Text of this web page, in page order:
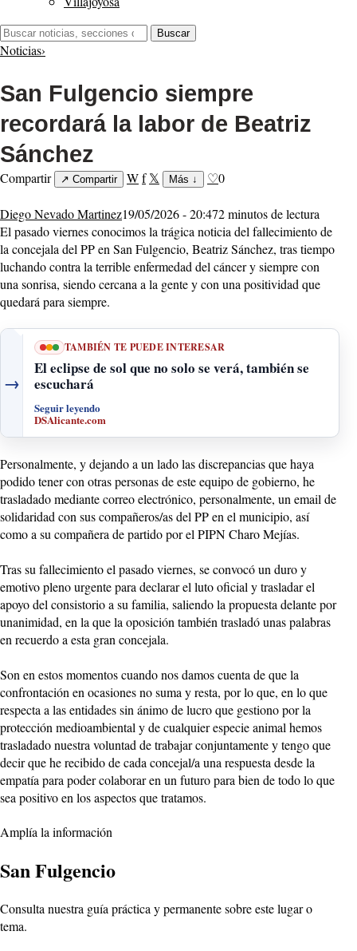
Buscar:
Buscar
Noticias›
San Fulgencio siempre
recordará la labor de Beatriz
Sánchez
Compartir ↗ Compartir Wf 𝕏 Más ↓ ♡0
Diego Nevado Martinez19/05/2026 - 20:472 minutos de lectura
El pasado viernes conocimos la trágica noticia del fallecimiento de
la concejala del PP en San Fulgencio, Beatriz Sánchez, tras tiempo
luchando contra la terrible enfermedad del cáncer y siempre con
una sonrisa, siendo cercana a la gente y con una positividad que
quedará para siempre.
→
TAMBIÉN TE PUEDE INTERESAR
El eclipse de sol que no solo se verá, también se
escuchará
Seguir leyendo
DSAlicante.com
Personalmente, y dejando a un lado las discrepancias que haya
podido tener con otras personas de este equipo de gobierno, he
trasladado mediante correo electrónico, personalmente, un email de
solidaridad con sus compañeros/as del PP en el municipio, así
como a su compañera de partido por el PIPN Charo Mejías.
Tras su fallecimiento el pasado viernes, se convocó un duro y
emotivo pleno urgente para declarar el luto oficial y trasladar el
apoyo del consistorio a su familia, saliendo la propuesta delante por
unanimidad, en la que la oposición también trasladó unas palabras
en recuerdo a esta gran concejala.
Son en estos momentos cuando nos damos cuenta de que la
confrontación en ocasiones no suma y resta, por lo que, en lo que
respecta a las entidades sin ánimo de lucro que gestiono por la
protección medioambiental y de cualquier especie animal hemos
trasladado nuestra voluntad de trabajar conjuntamente y tengo que
decir que he recibido de cada concejal/a una respuesta desde la
empatía para poder colaborar en un futuro para bien de todo lo que
sea positivo en los aspectos que tratamos.
Amplía la información
San Fulgencio
Consulta nuestra guía práctica y permanente sobre este lugar o
tema.